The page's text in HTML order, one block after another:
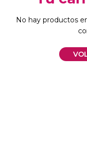
No hay productos